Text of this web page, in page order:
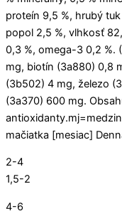
proteín 9,5 %, hrubý
popol 2,5 %, vlhkosť
0,3 %, omega-3 0,2 %.
mg, biotín (3a880) 0,8
(3b502) 4 mg, železo
(3a370) 600 mg.
mačiatka [mesiac]
2-4
1,5-2
4-6